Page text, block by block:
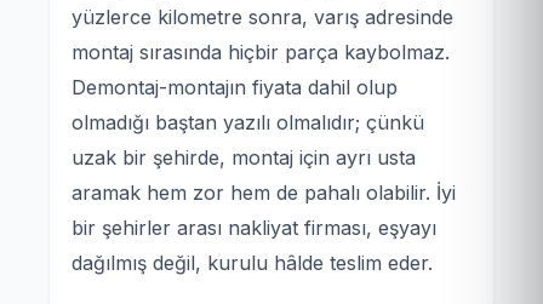
yüzlerce kilometre sonra, varış adresinde
montaj sırasında hiçbir parça kaybolmaz.
Demontaj-montajın fiyata dahil olup
olmadığı baştan yazılı olmalıdır; çünkü
uzak bir şehirde, montaj için ayrı usta
aramak hem zor hem de pahalı olabilir. İyi
bir şehirler arası nakliyat firması, eşyayı
dağılmış değil, kurulu hâlde teslim eder.